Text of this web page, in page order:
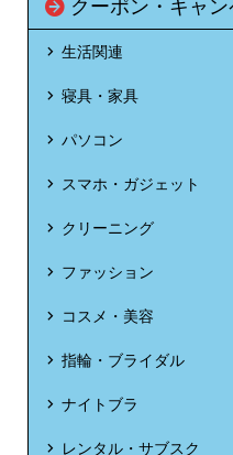
クーポン・キャ
生活関連
寝具・家具
パソコン
スマホ・ガジェット
クリーニング
ファッション
コスメ・美容
指輪・ブライダル
ナイトブラ
レンタル・サブスク